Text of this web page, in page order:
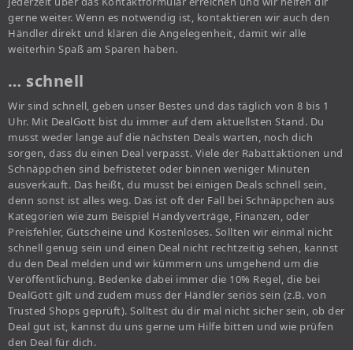
gerne weiter. Wenn es notwendig ist, kontaktieren wir auch den
Händler direkt und klären die Angelegenheit, damit wir alle
weiterhin Spaß am Sparen haben.
… schnell
Wir sind schnell, geben unser Bestes und das täglich von 8 bis 1
Uhr. Mit DealGott bist du immer auf dem aktuellsten Stand. Du
musst weder lange auf die nächsten Deals warten, noch dich
sorgen, dass du einen Deal verpasst. Viele der Rabattaktionen und
Schnäppchen sind befristetet oder binnen weniger Minuten
ausverkauft. Das heißt, du musst bei einigen Deals schnell sein,
denn sonst ist alles weg. Das ist oft der Fall bei Schnäppchen aus
Kategorien wie zum Beispiel Handyverträge, Finanzen, oder
Preisfehler, Gutscheine und Kostenloses. Sollten wir einmal nicht
schnell genug sein und einen Deal nicht rechtzeitig sehen, kannst
du den Deal melden und wir kümmern uns umgehend um die
Veröffentlichung. Bedenke dabei immer die 10% Regel, die bei
DealGott gilt und zudem muss der Händler seriös sein (z.B. von
Trusted Shops geprüft). Solltest du dir mal nicht sicher sein, ob der
Deal gut ist, kannst du uns gerne um Hilfe bitten und wie prüfen
den Deal für dich.